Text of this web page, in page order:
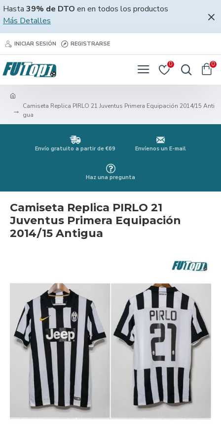
Hasta 39% de DTO en en todos los productos
Más Detalles
INICIAR SESIÓN REGISTRARSE
0 0
Camiseta Replica PIRLO 21 Juventus Primera Equipación 2014/15 Anti
gua
Envío gratuito a partir de €69 Envíenos un E-mail
Haz una pregunta
Camiseta Replica PIRLO 21
Juventus Primera Equipación
2014/15 Antigua